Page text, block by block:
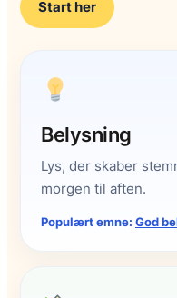
Start her
Belysning
Lys, der skaber
morgen til aften.
Populært emne: God